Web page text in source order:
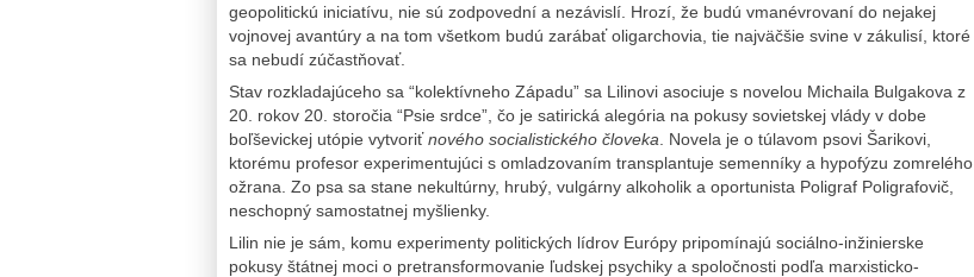
geopolitickú iniciatívu, nie sú zodpovední a nezávislí. Hrozí, že budú vmanévrovaní do nejakej
vojnovej avantúry a na tom všetkom budú zarábať oligarchovia, tie najväčšie svine v zákulisí, ktoré
sa nebudí zúčastňovať.
Stav rozkladajúceho sa “kolektívneho Západu” sa Lilinovi asociuje s novelou Michaila Bulgakova z
20. rokov 20. storočia “Psie srdce”, čo je satirická alegória na pokusy sovietskej vlády v dobe
boľševickej utópie vytvoriťnového socialistického človeka . Novela je o túlavom psovi Šarikovi,
ktorému profesor experimentujúci s omladzovaním transplantuje semenníky a hypofýzu zomrelého
ožrana. Zo psa sa stane nekultúrny, hrubý, vulgárny alkoholik a oportunista Poligraf Poligrafovič,
neschopný samostatnej myšlienky.
Lilin nie je sám, komu experimenty politických lídrov Európy pripomínajú sociálno-inžinierske
pokusy štátnej moci o pretransformovanie ľudskej psychiky a spoločnosti podľa marxisticko-